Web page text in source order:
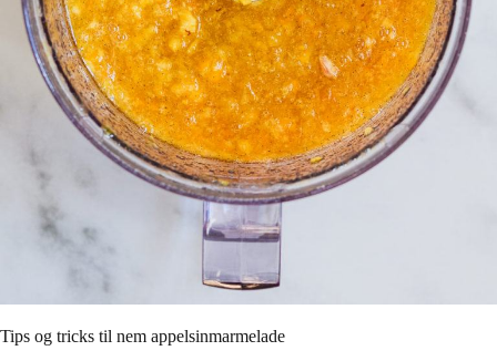
Tips og tricks til nem appelsinmarmelade